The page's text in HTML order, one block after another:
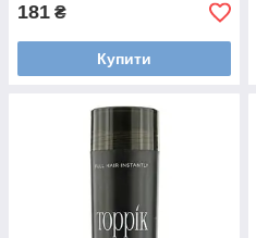
181 ₴
Купити